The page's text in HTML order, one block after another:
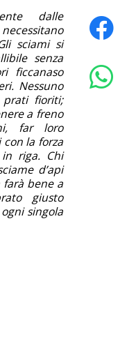
dalle
sciami si
senza
ficcanaso
Nessuno
fioriti;
a freno
far loro
la forza
riga. Chi
d’api
farà bene a
giusto
singola